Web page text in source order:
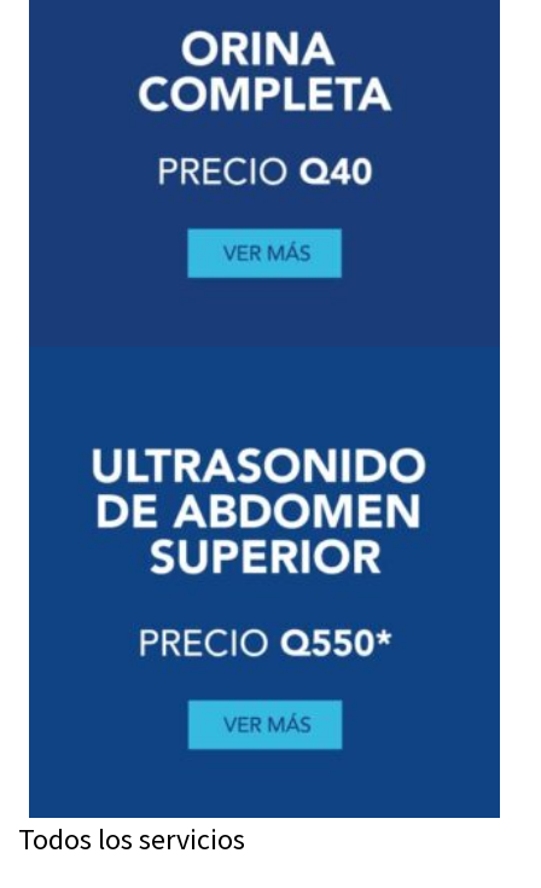
Todos los servicios